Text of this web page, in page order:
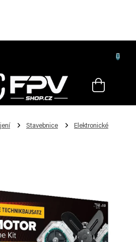
Nákupní
Stavebnice Elektronické